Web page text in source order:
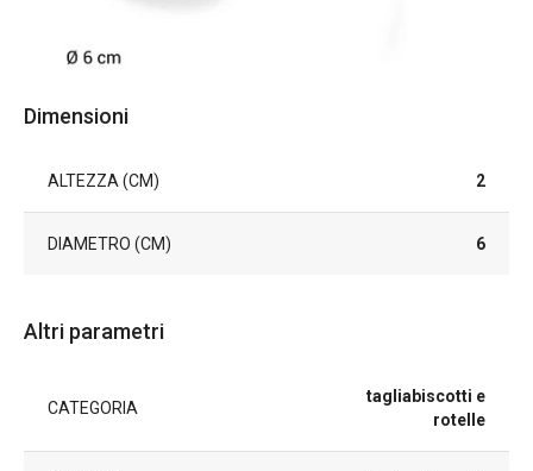
Dimensioni
ALTEZZA (CM) 2
DIAMETRO (CM) 6
Altri parametri
CATEGORIA
tagliabiscotti e
rotelle